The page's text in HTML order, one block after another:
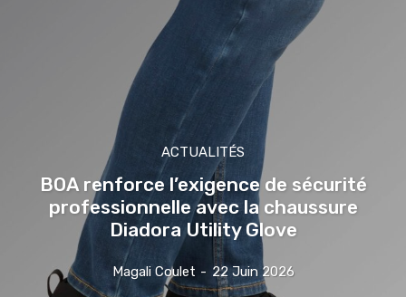
ACTUALITÉS
BOA renforce l’exigence de sécurité
professionnelle avec la chaussure
Diadora Utility Glove
Magali Coulet - 22 Juin 2026